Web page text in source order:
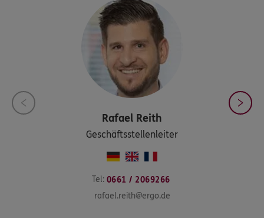
Rafael Reith
Geschäftsstellenleiter
Tel: 0661 / 2069266
rafael.reith@ergo.de